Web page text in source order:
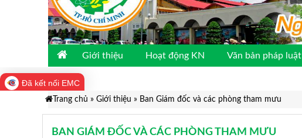
Giới thiệu Hoạt động KN Văn bản pháp luật
Đã kết nối EMC
Trang chủ » Giới thiệu » Ban Giám đốc và các phòng tham mưu
BAN GIÁM ĐỐC VÀ CÁC PHÒNG THAM MƯU